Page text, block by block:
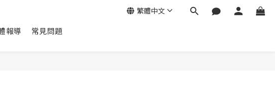
報導 常見問題
繁體中文